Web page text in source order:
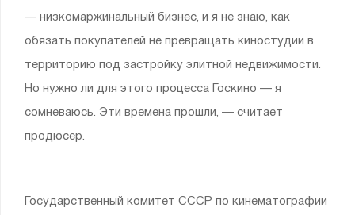
— низкомаржинальный бизнес, и я не знаю, как
обязать покупателей не превращать киностудии в
территорию под застройку элитной недвижимости.
Но нужно ли для этого процесса Госкино — я
сомневаюсь. Эти времена прошли, — считает
продюсер.
Государственный комитет СССР по кинематографии